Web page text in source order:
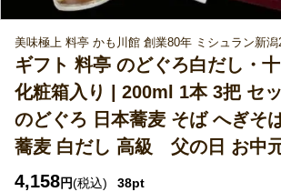
美味極上 料亭 かも川館 創業80年 ミシュラン新潟
ギフト 料亭 のどぐろ白だし・
化粧箱入り | 200ml 1本 3把 セ
のどぐろ 日本蕎麦 そば へぎそ
蕎麦 白だし 高級 父の日 お中
4,158円(税込) 38pt